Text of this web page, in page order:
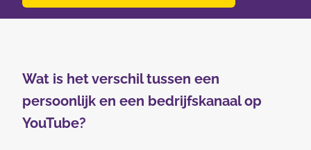
Wat is het verschil tussen een
persoonlijk en een bedrijfskanaal op
YouTube?